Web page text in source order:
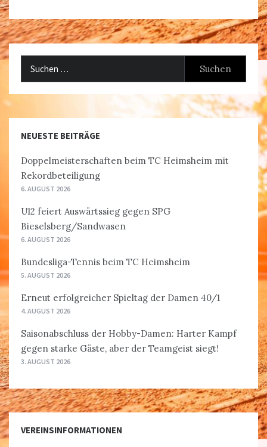
NEUESTE BEITRÄGE
Doppelmeisterschaften beim TC Heimsheim mit
Rekordbeteiligung
6. AUGUST 2026
U12 feiert Auswärtssieg gegen SPG
Bieselsberg/Sandwasen
6. AUGUST 2026
Bundesliga-Tennis beim TC Heimsheim
5. AUGUST 2026
Erneut erfolgreicher Spieltag der Damen 40/1
4. AUGUST 2026
Saisonabschluss der Hobby-Damen: Harter Kampf
gegen starke Gäste, aber der Teamgeist siegt!
3. AUGUST 2026
VEREINSINFORMATIONEN